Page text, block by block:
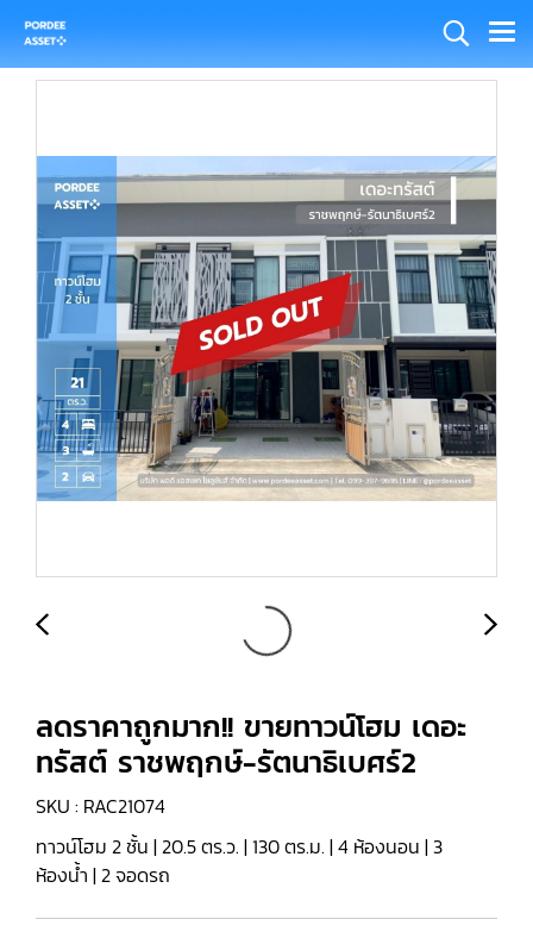
ลดราคาถูกมาก!! ขายทาวน์โฮม เดอะ
ทรัสต์ ราชพฤกษ์-รัตนาธิเบศร์2
SKU : RAC21074
ทาวน์โฮม 2 ชั้น | 20.5 ตร.ว. | 130 ตร.ม. | 4 ห้องนอน | 3
ห้องน้ำ | 2 จอดรถ